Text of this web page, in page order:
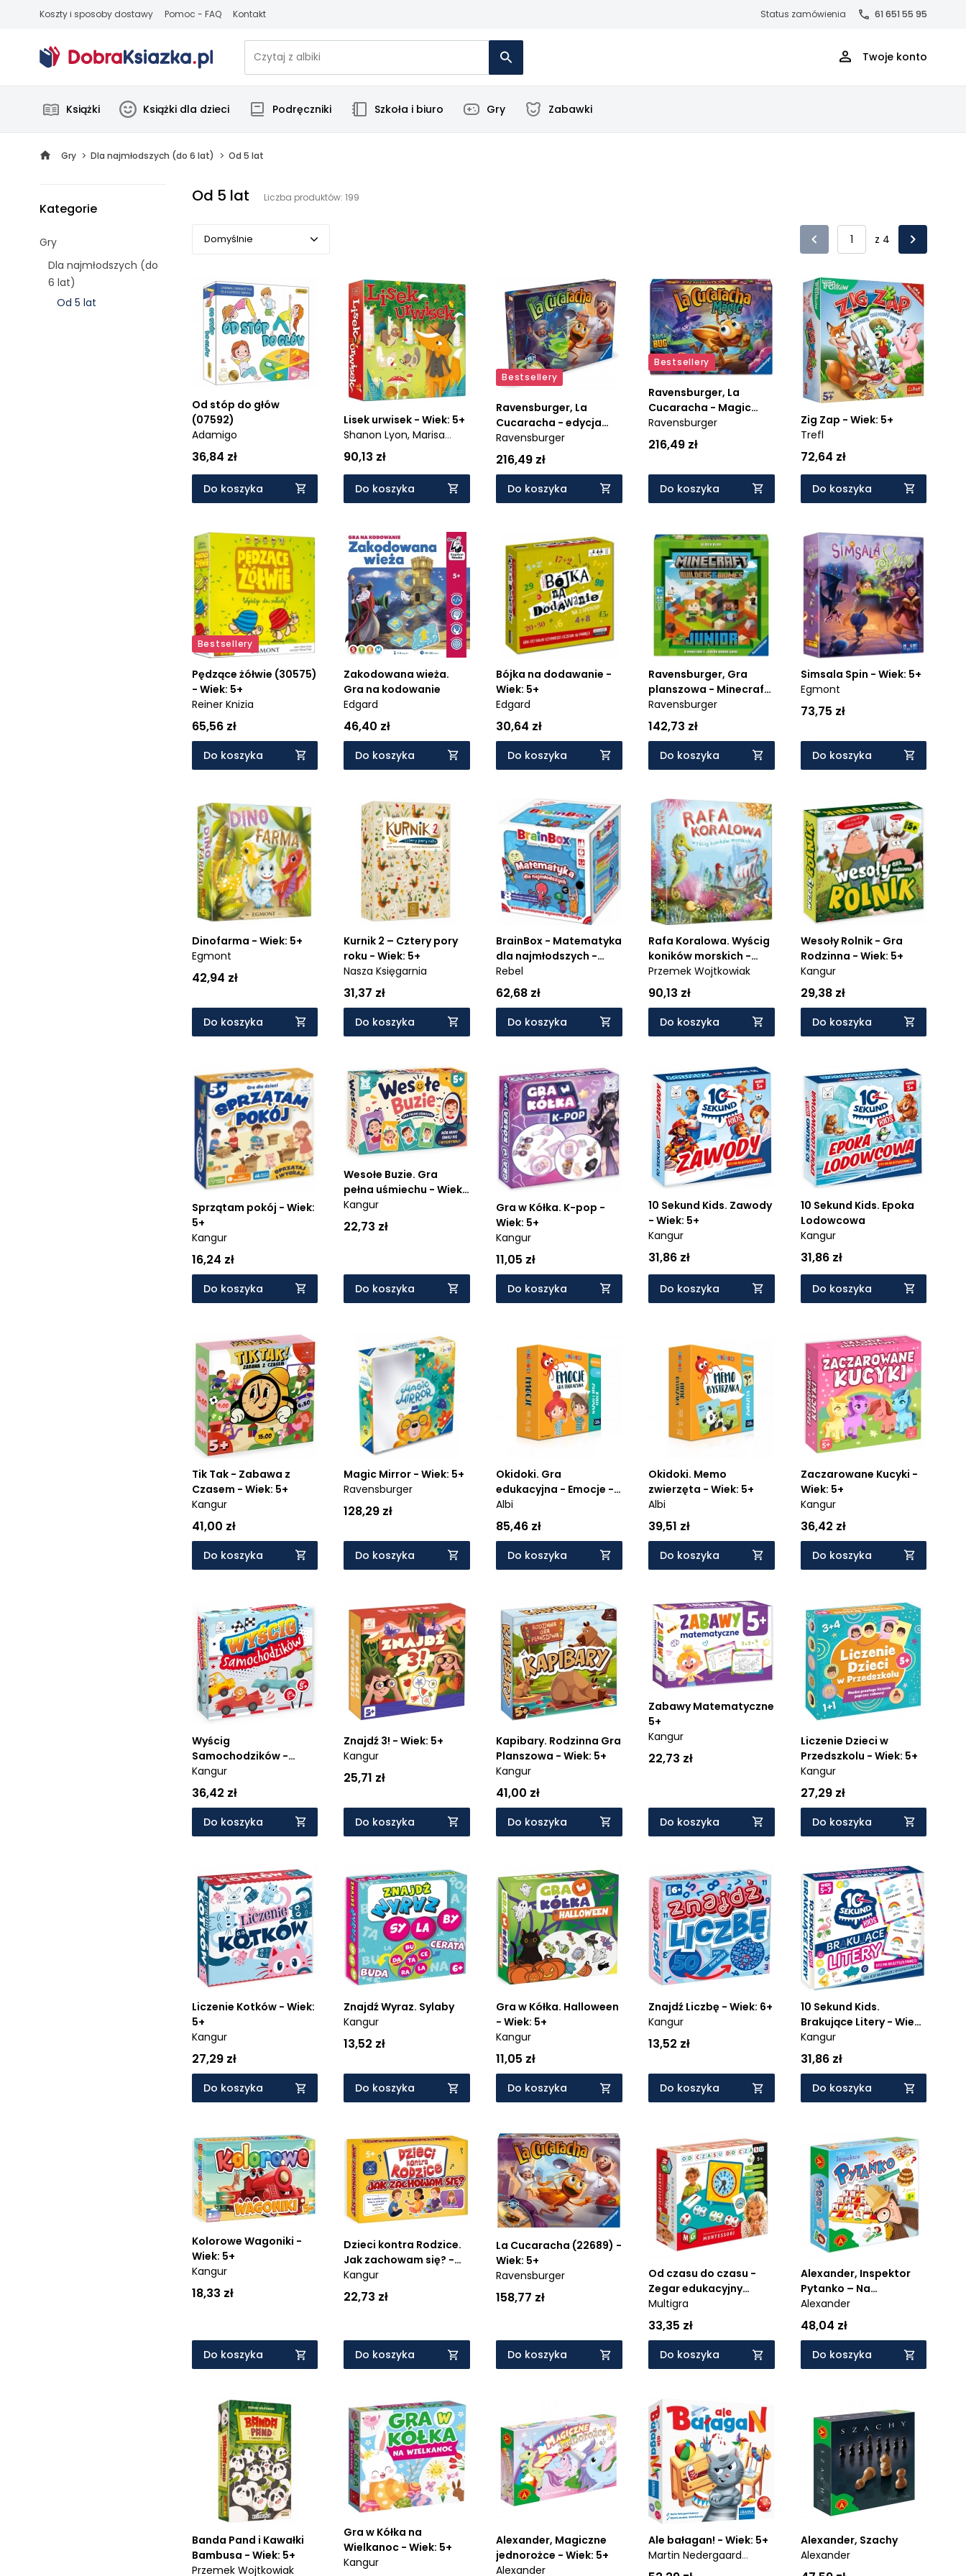
Koszty i sposoby dostawy Pomoc - FAQ Kontakt Status zamówienia 61 651 55 95
Twoje konto
Książki Książki dla dzieci Podręczniki Szkoła i biuro Gry Zabawki
Gry Dla najmłodszych (do 6 lat) Od 5 lat
Kategorie
Gry
Dla najmłodszych (do
6 lat)
Od 5 lat
Od 5 lat Liczba produktów: 199
Domyślnie
Popularne
Cena rosnąco
Cena malejąco
Od najnowszych
Od najstarszych
z 4
Od stóp do głów
(07592)
Adamigo
36,84 zł
Do koszyka
Lisek urwisek - Wiek: 5+
Shanon Lyon,Marisa
Pena,
Melanie
Grandgirard
90,13 zł
Do koszyka
Bestsellery
Ravensburger, La
Cucaracha - edycja
specjalna (24764) -
Wiek: 5+
Ravensburger
216,49 zł
Do koszyka
Bestsellery
Ravensburger, La
Cucaracha - Magic
(24833) - Wiek: 5+
Ravensburger
216,49 zł
Do koszyka
Zig Zap - Wiek: 5+
Trefl
72,64 zł
Do koszyka
Bestsellery
Pędzące żółwie (30575)
- Wiek: 5+
Reiner Knizia
65,56 zł
Do koszyka
Zakodowana wieża.
Gra na kodowanie
Edgard
46,40 zł
Do koszyka
Bójka na dodawanie -
Wiek: 5+
Edgard
30,64 zł
Do koszyka
Ravensburger, Gra
planszowa - Minecraft
Builders& Biomes
Junior - Wiek: 5+
Ravensburger
142,73 zł
Do koszyka
Simsala Spin - Wiek: 5+
Egmont
73,75 zł
Do koszyka
Dinofarma - Wiek: 5+
Egmont
42,94 zł
Do koszyka
Kurnik 2 – Cztery pory
roku - Wiek: 5+
Nasza Księgarnia
31,37 zł
Do koszyka
BrainBox - Matematyka
dla najmłodszych -
Wiek: 4+
Rebel
62,68 zł
Do koszyka
Rafa Koralowa. Wyścig
koników morskich -
Wiek: 5+
Przemek Wojtkowiak
90,13 zł
Do koszyka
Wesoły Rolnik - Gra
Rodzinna - Wiek: 5+
Kangur
29,38 zł
Do koszyka
Sprzątam pokój - Wiek:
5+
Kangur
16,24 zł
Do koszyka
Wesołe Buzie. Gra
pełna uśmiechu - Wiek:
5+
Kangur
22,73 zł
Do koszyka
Gra w Kółka. K-pop -
Wiek: 5+
Kangur
11,05 zł
Do koszyka
10 Sekund Kids. Zawody
- Wiek: 5+
Kangur
31,86 zł
Do koszyka
10 Sekund Kids. Epoka
Lodowcowa
Kangur
31,86 zł
Do koszyka
Tik Tak - Zabawa z
Czasem - Wiek: 5+
Kangur
41,00 zł
Do koszyka
Magic Mirror - Wiek: 5+
Ravensburger
128,29 zł
Do koszyka
Okidoki. Gra
edukacyjna - Emocje -
Wiek: 5+
Albi
85,46 zł
Do koszyka
Okidoki. Memo
zwierzęta - Wiek: 5+
Albi
39,51 zł
Do koszyka
Zaczarowane Kucyki -
Wiek: 5+
Kangur
36,42 zł
Do koszyka
Wyścig
Samochodzików -
Wiek: 5+
Kangur
36,42 zł
Do koszyka
Znajdź 3! - Wiek: 5+
Kangur
25,71 zł
Do koszyka
Kapibary. Rodzinna Gra
Planszowa - Wiek: 5+
Kangur
41,00 zł
Do koszyka
Zabawy Matematyczne
5+
Kangur
22,73 zł
Do koszyka
Liczenie Dzieci w
Przedszkolu - Wiek: 5+
Kangur
27,29 zł
Do koszyka
Liczenie Kotków - Wiek:
5+
Kangur
27,29 zł
Do koszyka
Znajdź Wyraz. Sylaby
Kangur
13,52 zł
Do koszyka
Gra w Kółka. Halloween
- Wiek: 5+
Kangur
11,05 zł
Do koszyka
Znajdź Liczbę - Wiek: 6+
Kangur
13,52 zł
Do koszyka
10 Sekund Kids.
Brakujące Litery - Wiek:
5+
Kangur
31,86 zł
Do koszyka
Kolorowe Wagoniki -
Wiek: 5+
Kangur
18,33 zł
Do koszyka
Dzieci kontra Rodzice.
Jak zachowam się? -
Wiek: 5+
Kangur
22,73 zł
Do koszyka
La Cucaracha (22689) -
Wiek: 5+
Ravensburger
158,77 zł
Do koszyka
Od czasu do czasu -
Zegar edukacyjny
Multigra
33,35 zł
Do koszyka
Alexander, Inspektor
Pytanko – Na
Alexander
48,04 zł
Do koszyka
Banda Pand i Kawałki
Bambusa - Wiek: 5+
Przemek Wojtkowiak
Gra w Kółka na
Wielkanoc - Wiek: 5+
Kangur
Alexander, Magiczne
jednorożce - Wiek: 5+
Alexander
Ale bałagan! - Wiek: 5+
Martin Nedergaard
Andersen
Alexander, Szachy
Alexander